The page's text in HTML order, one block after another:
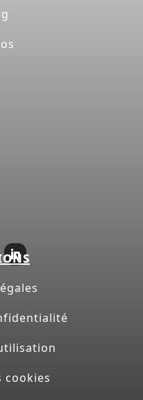
cookies